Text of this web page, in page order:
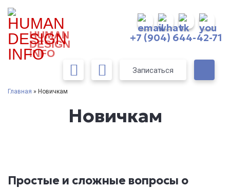
HUMAN
DESIGN
INFO
+7 (904) 644-42-71
Записаться
Главная » Новичкам
Новичкам
Простые и сложные вопросы о